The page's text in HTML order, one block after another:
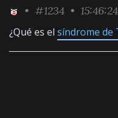
• #1234 •
¿Qué es el síndrome de